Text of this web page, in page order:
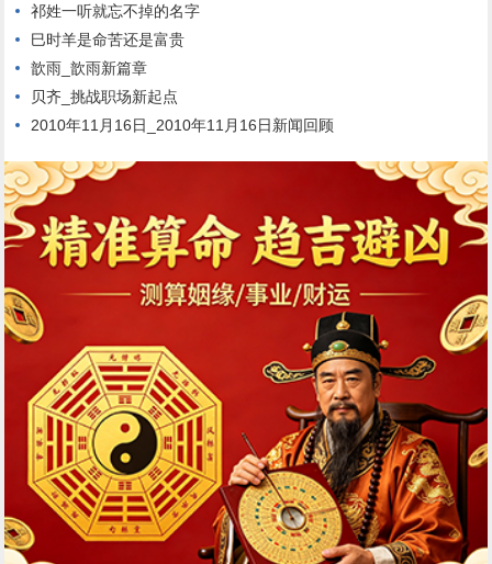
祁姓一听就忘不掉的名字
巳时羊是命苦还是富贵
歆雨_歆雨新篇章
贝齐_挑战职场新起点
2010年11月16日_2010年11月16日新闻回顾